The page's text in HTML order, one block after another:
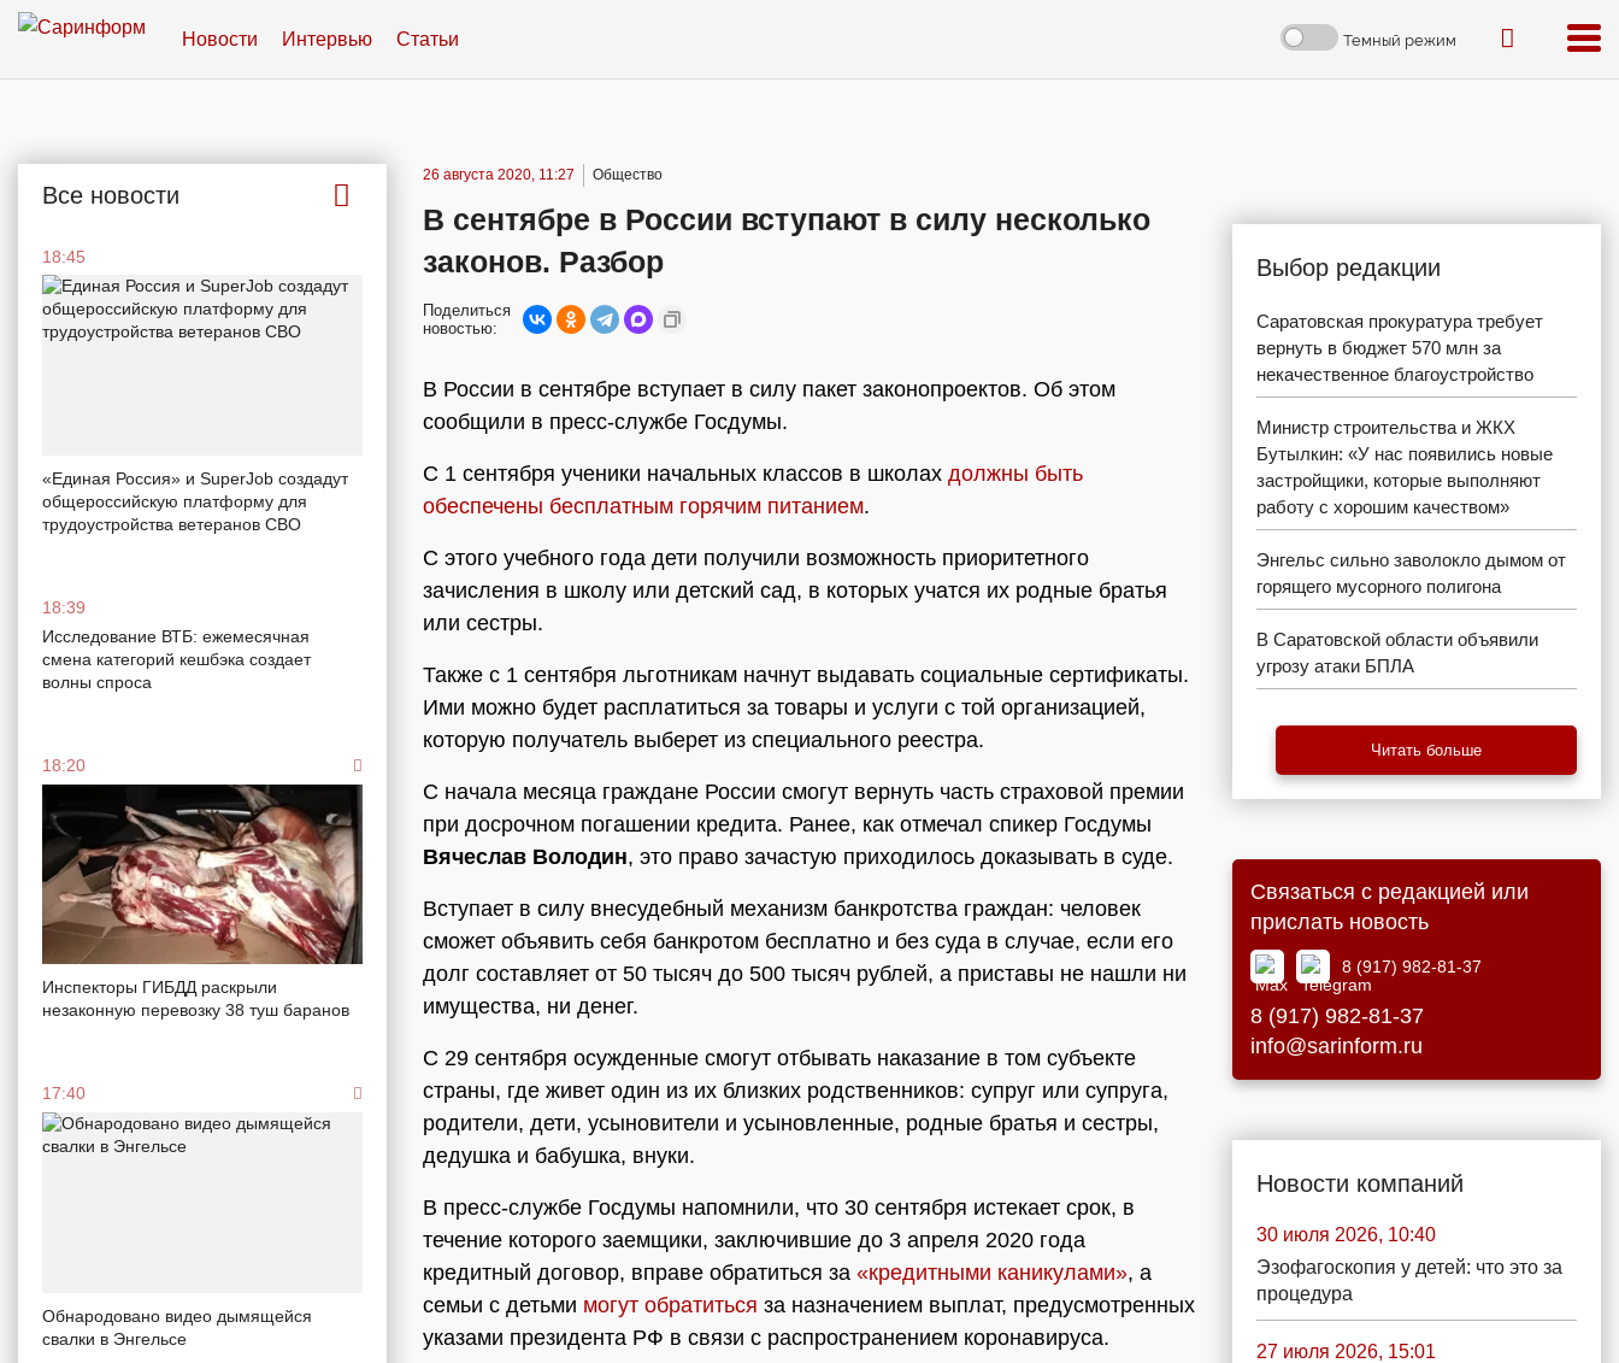
Новости Интервью Статьи Темный режим
Все новости
18:45
«Единая Россия» и SuperJob создадут
общероссийскую платформу для
трудоустройства ветеранов СВО
18:39
Исследование ВТБ: ежемесячная
смена категорий кешбэка создает
волны спроса
18:20
Инспекторы ГИБДД раскрыли
незаконную перевозку 38 туш баранов
17:40
Обнародовано видео дымящейся
свалки в Энгельсе
26 августа 2020, 11:27 Общество
В сентябре в России вступают в силу несколько
законов. Разбор
Поделиться
новостью:
В России в сентябре вступает в силу пакет законопроектов. Об этом
сообщили в пресс-службе Госдумы.
С 1 сентября ученики начальных классов в школах должны быть
обеспечены бесплатным горячим питанием.
С этого учебного года дети получили возможность приоритетного
зачисления в школу или детский сад, в которых учатся их родные братья
или сестры.
Также с 1 сентября льготникам начнут выдавать социальные сертификаты.
Ими можно будет расплатиться за товары и услуги с той организацией,
которую получатель выберет из специального реестра.
С начала месяца граждане России смогут вернуть часть страховой премии
при досрочном погашении кредита. Ранее, как отмечал спикер Госдумы
Вячеслав Володин, это право зачастую приходилось доказывать в суде.
Вступает в силу внесудебный механизм банкротства граждан: человек
сможет объявить себя банкротом бесплатно и без суда в случае, если его
долг составляет от 50 тысяч до 500 тысяч рублей, а приставы не нашли ни
имущества, ни денег.
С 29 сентября осужденные смогут отбывать наказание в том субъекте
страны, где живет один из их близких родственников: супруг или супруга,
родители, дети, усыновители и усыновленные, родные братья и сестры,
дедушка и бабушка, внуки.
В пресс-службе Госдумы напомнили, что 30 сентября истекает срок, в
течение которого заемщики, заключившие до 3 апреля 2020 года
кредитный договор, вправе обратиться за «кредитными каникулами», а
семьи с детьми могут обратиться за назначением выплат, предусмотренных
указами президента РФ в связи с распространением коронавируса.
Выбор редакции
Саратовская прокуратура требует
вернуть в бюджет 570 млн за
некачественное благоустройство
Министр строительства и ЖКХ
Бутылкин: «У нас появились новые
застройщики, которые выполняют
работу с хорошим качеством»
Энгельс сильно заволокло дымом от
горящего мусорного полигона
В Саратовской области объявили
угрозу атаки БПЛА
Читать больше
Связаться с редакцией или
прислать новость
8 (917) 982-81-37
8 (917) 982-81-37
info@sarinform.ru
Новости компаний
30 июля 2026, 10:40
Эзофагоскопия у детей: что это за
процедура
27 июля 2026, 15:01